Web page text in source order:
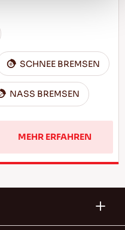
SCHNEE BREMSEN
NASS BREMSEN
MEHR ERFAHREN